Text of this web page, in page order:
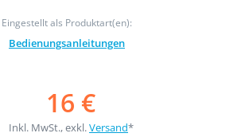
Eingestellt als Produktart(en):
Bedienungsanleitungen
16 €
Inkl. MwSt., exkl.Versand*